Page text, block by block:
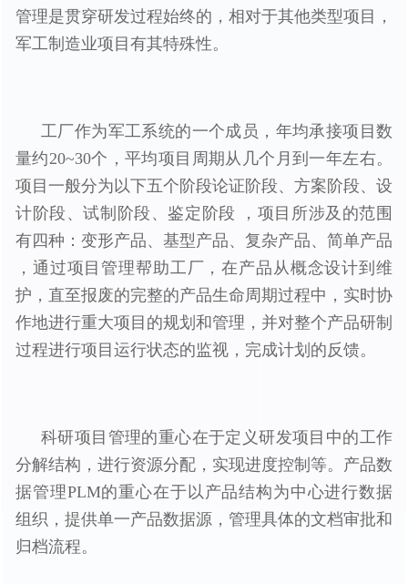
管理是贯穿研发过程始终的，相对于其他类型项目，
军工制造业项目有其特殊性。
工厂作为军工系统的一个成员，年均承接项目数
量约20~30个，平均项目周期从几个月到一年左右。
项目一般分为以下五个阶段论证阶段、方案阶段、设
计阶段、试制阶段、鉴定阶段 ，项目所涉及的范围
有四种：变形产品、基型产品、复杂产品、简单产品
，通过项目管理帮助工厂，在产品从概念设计到维
护，直至报废的完整的产品生命周期过程中，实时协
作地进行重大项目的规划和管理，并对整个产品研制
过程进行项目运行状态的监视，完成计划的反馈。
科研项目管理的重心在于定义研发项目中的工作
分解结构，进行资源分配，实现进度控制等。产品数
据管理PLM的重心在于以产品结构为中心进行数据
组织，提供单一产品数据源，管理具体的文档审批和
归档流程。